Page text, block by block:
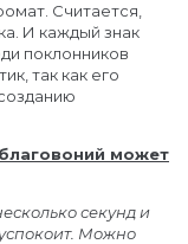
Считается,
И каждый знак
поклонников
так как его
может
секунд и
Можно